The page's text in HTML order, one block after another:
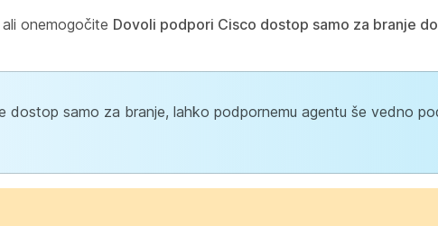
onemogočite Dovoli podpori Cisco dostop samo za branje
dostop samo za branje, lahko podpornemu agentu še vedno